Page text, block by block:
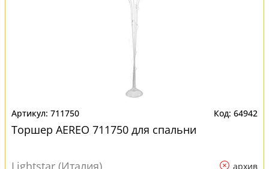
711750 64942
Торшер AEREO 711750 для спальни
Lightstar (Италия) архив